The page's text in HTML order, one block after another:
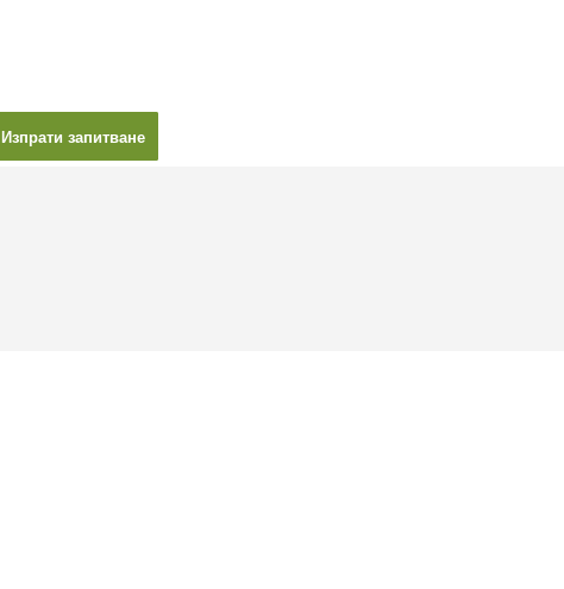
Изпрати запитване